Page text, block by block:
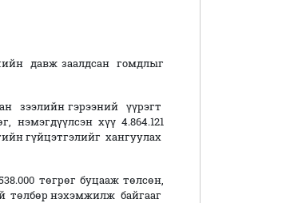
давж заалдсан гомдлыг
зээлийн гэрээний үүрэгт
нэмэгдүүлсэн хүү 4.864.121
гүйцэтгэлийг хангуулах
төгрөг буцааж төлсөн,
төлбөр нэхэмжилж байгааг